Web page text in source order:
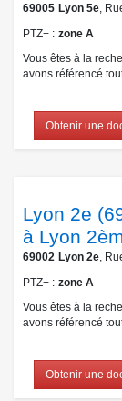
69005 Lyon 5e ,
PTZ+
zone A
Vous êtes à la
avons référencé
Obtenir une
Lyon 2e
à Lyon
69002 Lyon 2e ,
PTZ+
zone A
Vous êtes à la
avons référencé
Obtenir une